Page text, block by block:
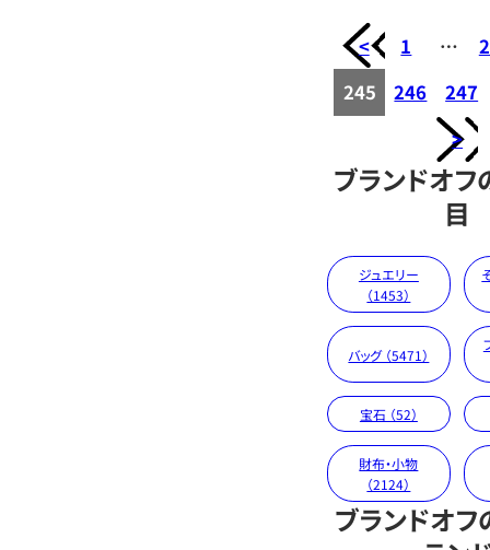
< 1 …
245
246
247
>
ブランドオ
目
ジュエリー
（1453）
バッグ （5471）
宝石 （52）
財布・小物
（2124）
ブランドオ